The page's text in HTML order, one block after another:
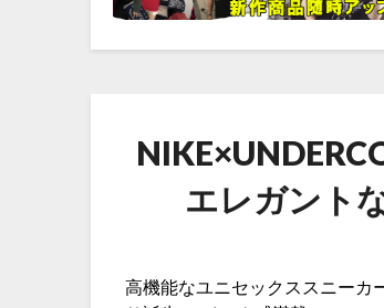
エレガント
高機能なユニセックススニーカ